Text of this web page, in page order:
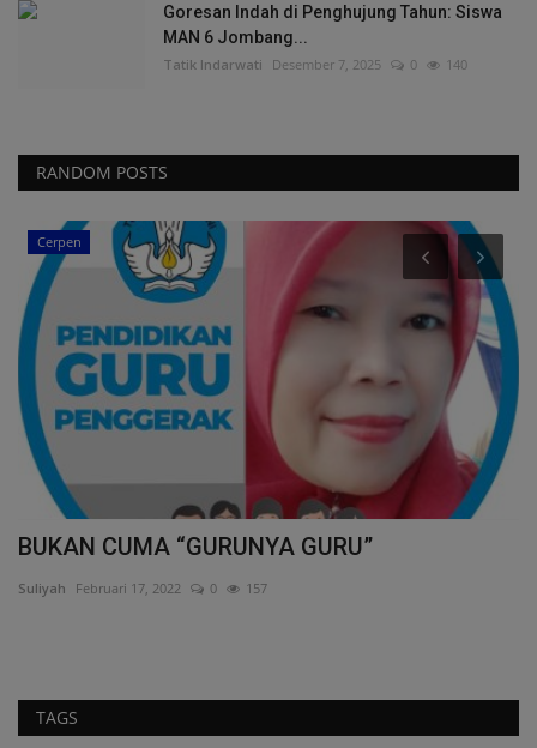
Goresan Indah di Penghujung Tahun: Siswa
MAN 6 Jombang...
Tatik Indarwati Desember 7, 2025 0 140
RANDOM POSTS
Cerpen
BUKAN CUMA “GURUNYA GURU”
Suliyah Februari 17, 2022 0 157
TAGS